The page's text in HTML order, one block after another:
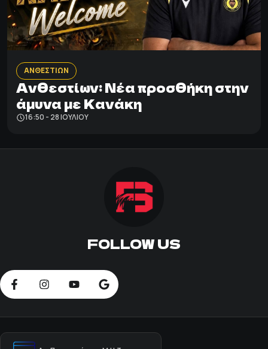
ΑΝΘΕΣΤΙΩΝ
Ανθεστίων: Νέα προσθήκη στην
άμυνα με Κανάκη
16:50 - 28 ΙΟΥΛΊΟΥ
FOLLOW US